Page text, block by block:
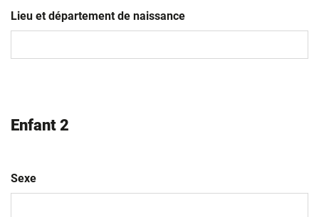
slash
MM
Lieu et département de naissance
Enfant 2
Sexe